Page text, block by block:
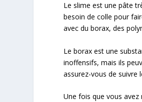
Le slime est une pâte
besoin de colle pour
avec du borax, des
Le borax est une
inoffensifs, mais ils
assurez-vous de suivre
Une fois que vous